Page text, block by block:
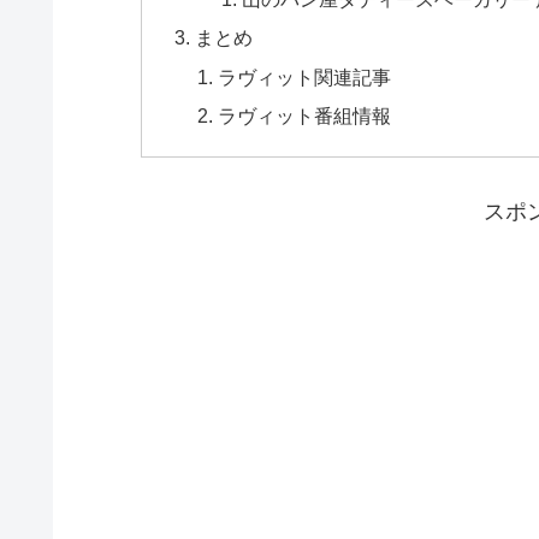
まとめ
ラヴィット関連記事
ラヴィット番組情報
スポ